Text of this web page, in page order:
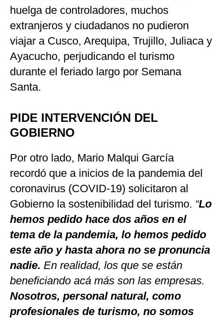
huelga de controladores, muchos
extranjeros y ciudadanos no pudieron
viajar a Cusco, Arequipa, Trujillo, Juliaca y
Ayacucho, perjudicando el turismo
durante el feriado largo por Semana
Santa.
PIDE INTERVENCIÓN DEL
GOBIERNO
Por otro lado, Mario Malqui García
recordó que a inicios de la pandemia del
coronavirus (COVID-19) solicitaron al
Gobierno la sostenibilidad del turismo. “Lo
hemos pedido hace dos años en el
tema de la pandemia, lo hemos pedido
este año y hasta ahora no se pronuncia
nadie. En realidad, los que se están
beneficiando acá más son las empresas.
Nosotros, personal natural, como
profesionales de turismo, no somos